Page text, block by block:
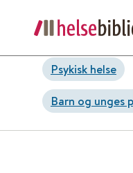
Psykisk helse
Barn og unges
Psykisk